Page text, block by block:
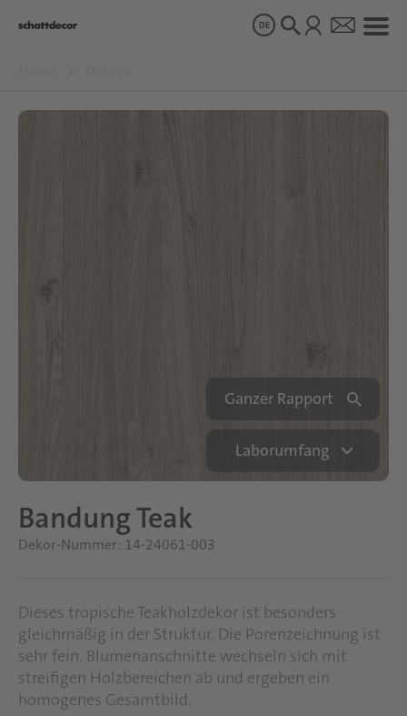
Nachhaltigkeit
DE
Ganzer Rapport
Laborumfang
Bandung Teak
Dekor-Nummer: 14-24061-003
Dieses tropische Teakholzdekor ist besonders
gleichmäßig in der Struktur. Die Porenzeichnung ist
sehr fein. Blumenanschnitte wechseln sich mit
streifigen Holzbereichen ab und ergeben ein
homogenes Gesamtbild.